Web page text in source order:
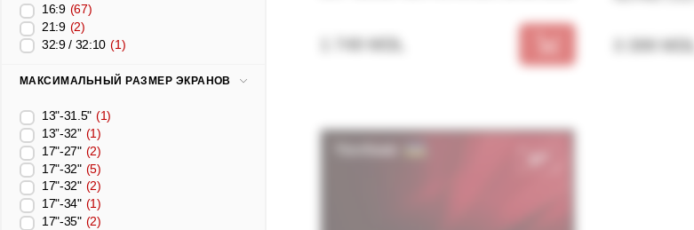
16:9 (67)
21:9 (2)
32:9 / 32:10 (1)
МАКСИМАЛЬНЫЙ РАЗМЕР ЭКРАНОВ
13"-31.5" (1)
13”-32” (1)
17"-27" (2)
17"-32" (5)
17"-32" (2)
17"-34" (1)
17"-35" (2)
3 399 MDL